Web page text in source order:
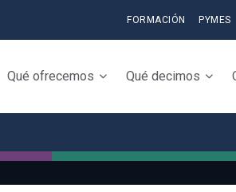
FORMACIÓN PYMES
Qué ofrecemos Qué decimos